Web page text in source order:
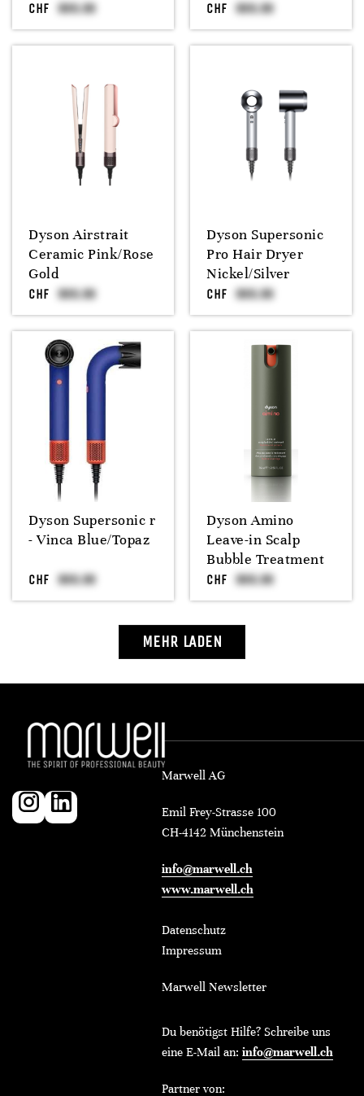
CHF CHF
Dyson Airstrait
Ceramic Pink/Rose
Gold
CHF
Dyson Supersonic
Pro Hair Dryer
Nickel/Silver
CHF
Dyson Supersonic r
- Vinca Blue/Topaz
CHF
Dyson Amino
Leave-in Scalp
Bubble Treatment
CHF
MEHR LADEN
Marwell AG
Emil Frey-Strasse 100
CH-4142 Münchenstein
info@marwell.ch
www.marwell.ch
Datenschutz
Impressum
Marwell Newsletter
Du benötigst Hilfe? Schreibe uns
eine E-Mail an: info@marwell.ch
Partner von: